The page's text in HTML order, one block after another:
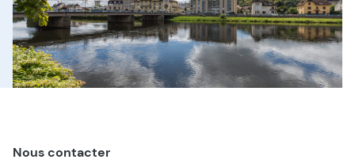
Nous contacter